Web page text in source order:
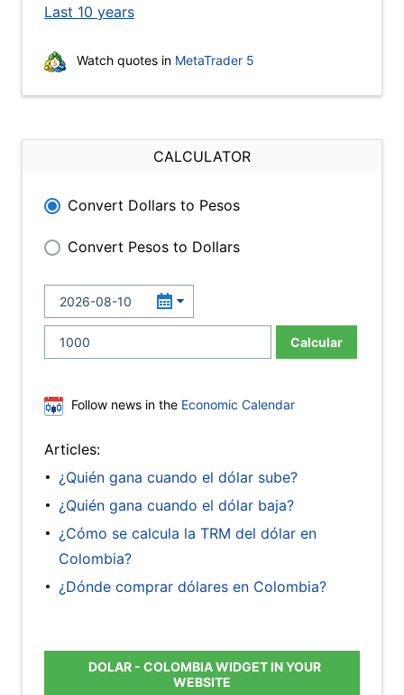
Last 10 years
Watch quotes in MetaTrader 5
CALCULATOR
Convert Dollars to Pesos
Convert Pesos to Dollars
Calcular
Follow news in the Economic Calendar
Articles:
¿Quién gana cuando el dólar sube?
¿Quién gana cuando el dólar baja?
¿Cómo se calcula la TRM del dólar en
Colombia?
¿Dónde comprar dólares en Colombia?
DOLAR - COLOMBIA WIDGET IN YOUR
WEBSITE